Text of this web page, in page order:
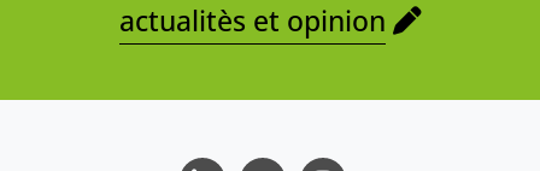
actualitès et opinion